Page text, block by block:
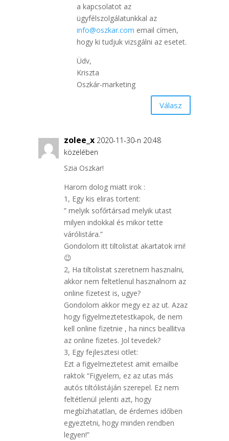
a kapcsolatot az
ügyfélszolgálatunkkal az
info@oszkar.com email címen,
hogy ki tudjuk vizsgálni az esetet.
Üdv,
Kriszta
Oszkár-marketing
Válasz
zolee_x 2020-11-30-n 20:48
közelében
Szia Oszkar!
Harom dolog miatt irok :
1, Egy kis eliras tortent:
” melyik sofőrtársad melyik utast
milyen indokkal és mikor tette
várólistára.”
Gondolom itt tiltolistat akartatok irni!
😉
2, Ha tiltolistat szeretnem hasznalni,
akkor nem feltetlenul hasznalnom az
online fizetest is, ugye?
Gondolom akkor megy ez az ut. Azaz
hogy figyelmeztetestkapok, de nem
kell online fizetnie , ha nincs beallitva
az online fizetes. Jol tevedek?
3, Egy fejlesztesi otlet:
Ezt a figyelmeztetest amit emailbe
raktok “Figyelem, ez az utas más
autós tiltólistáján szerepel. Ez nem
feltétlenül jelenti azt, hogy
megbízhatatlan, de érdemes időben
egyeztetni, hogy minden rendben
legyen!”